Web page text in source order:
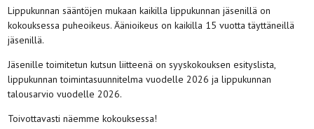
Lippukunnan sääntöjen mukaan kaikilla lippukunnan jäsenillä on
kokouksessa puheoikeus. Äänioikeus on kaikilla 15 vuotta täyttäneillä
jäsenillä.
Jäsenille toimitetun kutsun liitteenä on syyskokouksen esityslista,
lippukunnan toimintasuunnitelma vuodelle 2026 ja lippukunnan
talousarvio vuodelle 2026.
Toivottavasti näemme kokouksessa!